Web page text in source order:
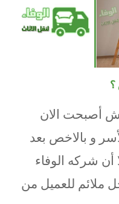
؟
أصبحت الان
و بالاخص بعد
أن شركه الوفاء
ملائم للعميل من